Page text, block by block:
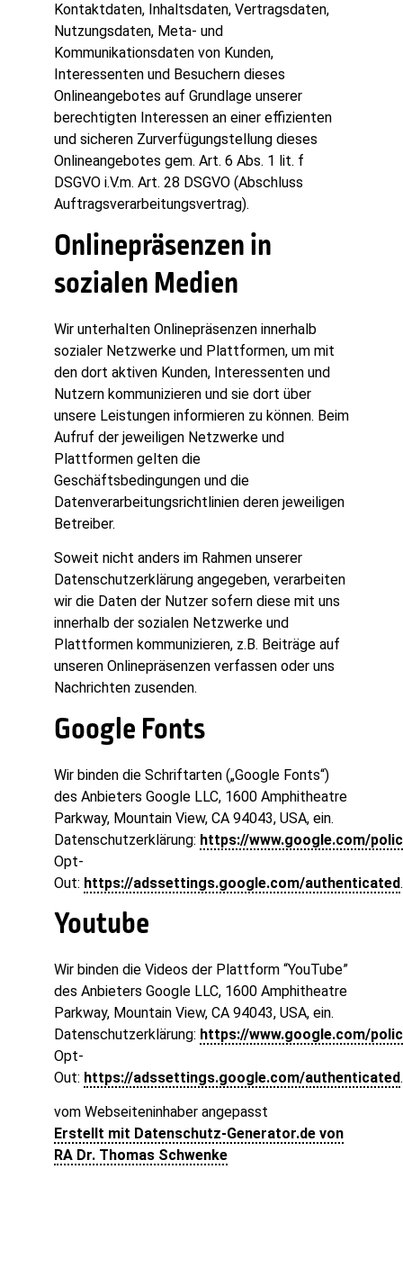
Kontaktdaten, Inhaltsdaten, Vertragsdaten,
Nutzungsdaten, Meta- und
Kommunikationsdaten von Kunden,
Interessenten und Besuchern dieses
Onlineangebotes auf Grundlage unserer
berechtigten Interessen an einer effizienten
und sicheren Zurverfügungstellung dieses
Onlineangebotes gem. Art. 6 Abs. 1 lit. f
DSGVO i.V.m. Art. 28 DSGVO (Abschluss
Auftragsverarbeitungsvertrag).
Onlinepräsenzen in
sozialen Medien
Wir unterhalten Onlinepräsenzen innerhalb
sozialer Netzwerke und Plattformen, um mit
den dort aktiven Kunden, Interessenten und
Nutzern kommunizieren und sie dort über
unsere Leistungen informieren zu können. Beim
Aufruf der jeweiligen Netzwerke und
Plattformen gelten die
Geschäftsbedingungen und die
Datenverarbeitungsrichtlinien deren jeweiligen
Betreiber.
Soweit nicht anders im Rahmen unserer
Datenschutzerklärung angegeben, verarbeiten
wir die Daten der Nutzer sofern diese mit uns
innerhalb der sozialen Netzwerke und
Plattformen kommunizieren, z.B. Beiträge auf
unseren Onlinepräsenzen verfassen oder uns
Nachrichten zusenden.
Google Fonts
Wir binden die Schriftarten („Google Fonts“)
des Anbieters Google LLC, 1600 Amphitheatre
Parkway, Mountain View, CA 94043, USA, ein.
Datenschutzerklärung: https://www.google.com/
Opt-
Out: https://adssettings.google.com/authenticated.
Youtube
Wir binden die Videos der Plattform “YouTube”
des Anbieters Google LLC, 1600 Amphitheatre
Parkway, Mountain View, CA 94043, USA, ein.
Datenschutzerklärung: https://www.google.com/
Opt-
Out: https://adssettings.google.com/authenticated.
vom Webseiteninhaber angepasst
Erstellt mit Datenschutz-Generator.de von
RA Dr. Thomas Schwenke